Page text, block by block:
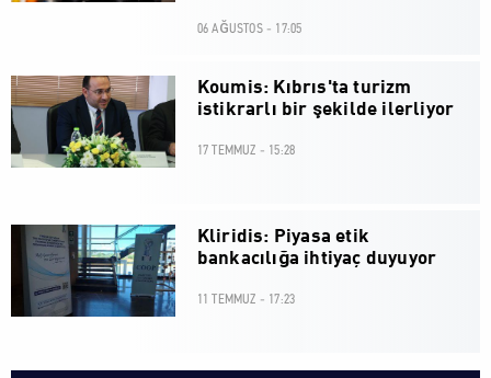
06 AĞUSTOS - 17:05
Koumis: Kıbrıs'ta turizm
istikrarlı bir şekilde ilerliyor
17 TEMMUZ - 15:28
Kliridis: Piyasa etik
bankacılığa ihtiyaç duyuyor
11 TEMMUZ - 17:23